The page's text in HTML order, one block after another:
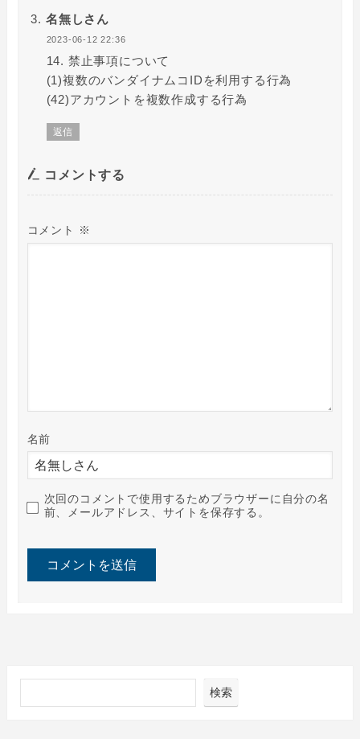
名無しさん
2023-06-12 22:36
14. 禁止事項について
(1)複数のバンダイナムコIDを利用する行為
(42)アカウントを複数作成する行為
返信
コメントする
コメント ※
名前
次回のコメントで使用するためブラウザーに自分の名
前、メールアドレス、サイトを保存する。
検索